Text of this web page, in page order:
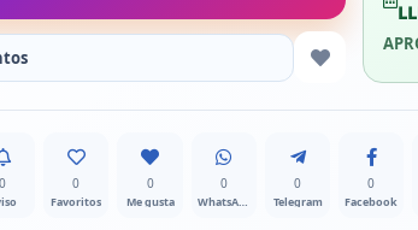
0 0
Favoritos
0
Me gusta
0
WhatsApp
0
Telegram
0
Facebook